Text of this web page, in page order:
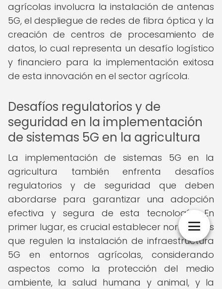
agrícolas involucra la instalación de antenas
5G, el despliegue de redes de fibra óptica y la
creación de centros de procesamiento de
datos, lo cual representa un desafío logístico
y financiero para la implementación exitosa
de esta innovación en el sector agrícola.
Desafíos regulatorios y de
seguridad en la implementación
de sistemas 5G en la agricultura
La implementación de sistemas 5G en la
agricultura también enfrenta desafíos
regulatorios y de seguridad que deben
abordarse para garantizar una adopción
efectiva y segura de esta tecnología. En
primer lugar, es crucial establecer normativas
que regulen la instalación de infraestructura
5G en entornos agrícolas, considerando
aspectos como la protección del medio
ambiente, la salud humana y animal, y la